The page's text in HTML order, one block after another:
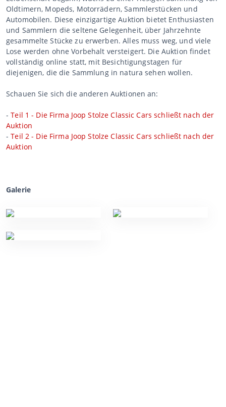
Oldtimern, Mopeds, Motorrädern, Sammlerstücken und
Automobilen. Diese einzigartige Auktion bietet Enthusiasten
und Sammlern die seltene Gelegenheit, über Jahrzehnte
gesammelte Stücke zu erwerben. Alles muss weg, und viele
Lose werden ohne Vorbehalt versteigert. Die Auktion findet
vollständig online statt, mit Besichtigungstagen für
diejenigen, die die Sammlung in natura sehen wollen.
Schauen Sie sich die anderen Auktionen an:
-Teil 1 - Die Firma Joop Stolze Classic Cars schließt nach der
Auktion
-Teil 2 - Die Firma Joop Stolze Classic Cars schließt nach der
Auktion
Galerie